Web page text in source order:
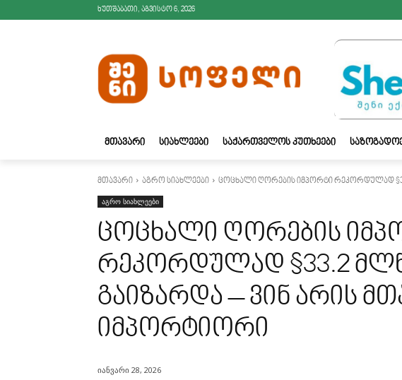
ხუთშაბათი, აგვისტო 6, 2026
ᲛᲗᲐᲕᲐᲠᲘ ᲡᲘᲐᲮᲚᲔᲔᲑᲘ ᲡᲐᲥᲐᲠᲗᲕᲔᲚᲝᲡ ᲙᲣᲗᲮᲔᲔᲑᲘ
მთავარი აგრო სიახლეები ცოცხალი ღორების იმპორტი რეკორდულად
აგრო სიახლეები
ცოცხალი ღორების
რეკორდულად $33.2
გაიზარდა – ვინ არის
იმპორტიორი
იანვარი 28, 2026